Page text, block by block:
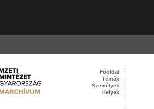
Főoldal
Témák
Személyek
Helyek